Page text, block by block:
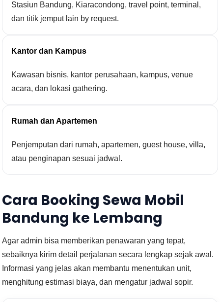
Stasiun Bandung, Kiaracondong, travel point, terminal,
dan titik jemput lain by request.
Kantor dan Kampus
Kawasan bisnis, kantor perusahaan, kampus, venue
acara, dan lokasi gathering.
Rumah dan Apartemen
Penjemputan dari rumah, apartemen, guest house, villa,
atau penginapan sesuai jadwal.
Cara Booking Sewa Mobil
Bandung ke Lembang
Agar admin bisa memberikan penawaran yang tepat,
sebaiknya kirim detail perjalanan secara lengkap sejak awal.
Informasi yang jelas akan membantu menentukan unit,
menghitung estimasi biaya, dan mengatur jadwal sopir.